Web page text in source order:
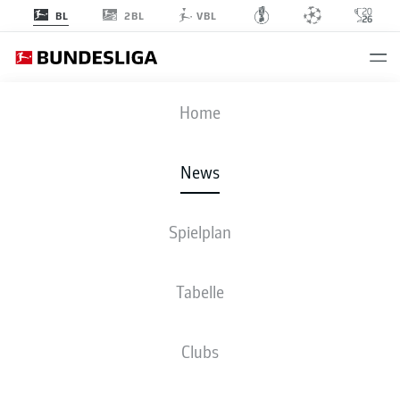
BL 2BL VBL
Home
News
Spielplan
Tabelle
Clubs
Raphael Framberger fällt bis zum Saisonende aus